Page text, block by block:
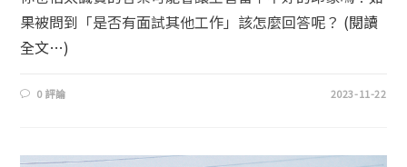
果被問到「是否有面試其他工作」該怎麼回答呢？ (閱讀
全文…)
0 評論 2023-11-22